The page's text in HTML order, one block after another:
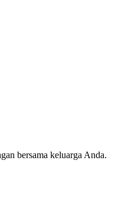
bersama keluarga Anda.